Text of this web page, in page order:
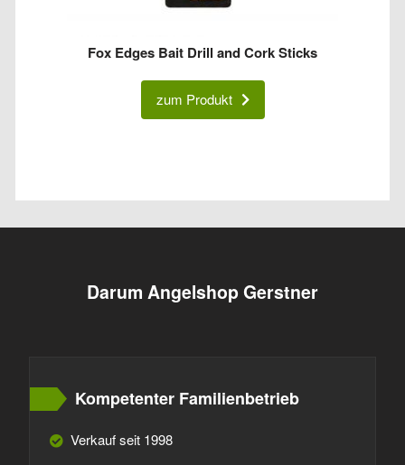
Fox Edges Bait Drill and Cork Sticks
zum Produkt
Darum Angelshop Gerstner
Kompetenter Familienbetrieb
Verkauf seit 1998